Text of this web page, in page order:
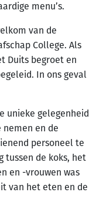
menu’s.
van de
College. Als
Duits begroet en
In ons geval
unieke gelegenheid
en de
personeel te
tussen de koks, het
en -vrouwen was
van het eten en de